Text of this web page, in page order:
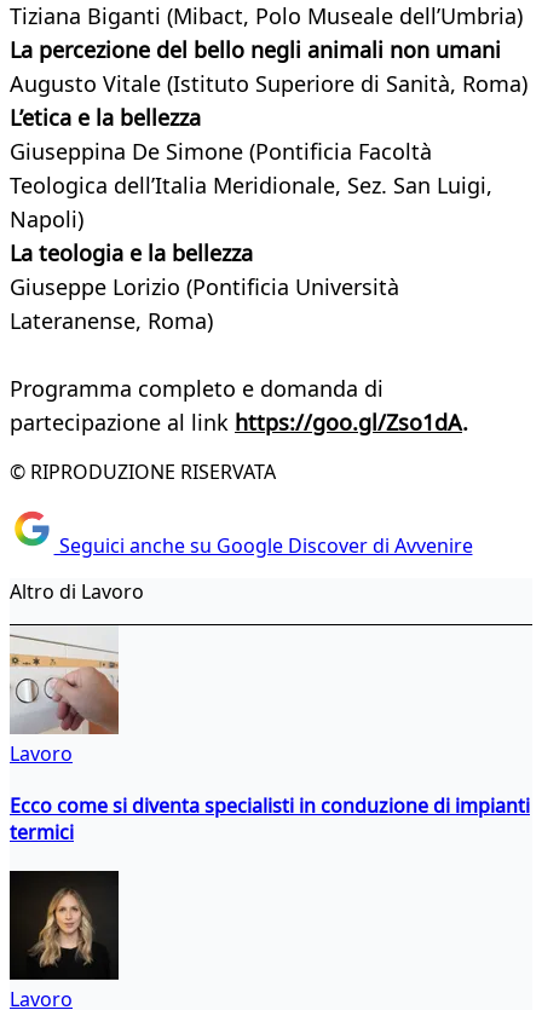
Tiziana Biganti (Mibact, Polo Museale dell’Umbria)
La percezione del bello negli animali non umani
Augusto Vitale (Istituto Superiore di Sanità, Roma)
L’etica e la bellezza
Giuseppina De Simone (Pontificia Facoltà
Teologica dell’Italia Meridionale, Sez. San Luigi,
Napoli)
La teologia e la bellezza
Giuseppe Lorizio (Pontificia Università
Lateranense, Roma)
Programma completo e domanda di
partecipazione al link https://goo.gl/Zso1dA.
© RIPRODUZIONE RISERVATA
Seguici anche su Google Discover di Avvenire
Altro di Lavoro
Lavoro
Ecco come si diventa specialisti in conduzione di impianti
termici
Lavoro